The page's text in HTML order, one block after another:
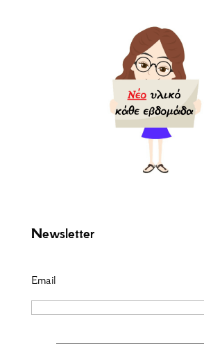
Newsletter
Email